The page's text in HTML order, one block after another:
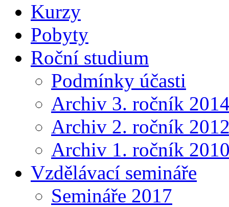
Kurzy
Pobyty
Roční studium
Podmínky účasti
Archiv 3. ročník
Archiv 2. ročník
Archiv 1. ročník
Vzdělávací semináře
Semináře 2017